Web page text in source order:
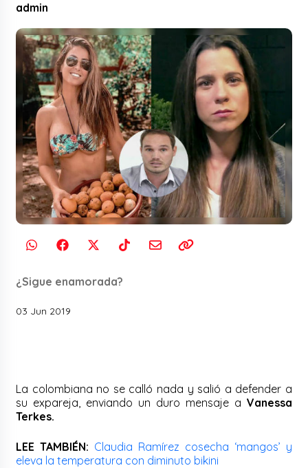
admin
¿Sigue enamorada?
03 Jun 2019
La colombiana no se calló nada y salió a defender a
su expareja, enviando un duro mensaje a Vanessa
Terkes.
LEE TAMBIÉN: Claudia Ramírez cosecha ‘mangos’ y
eleva la temperatura con diminuto bikini